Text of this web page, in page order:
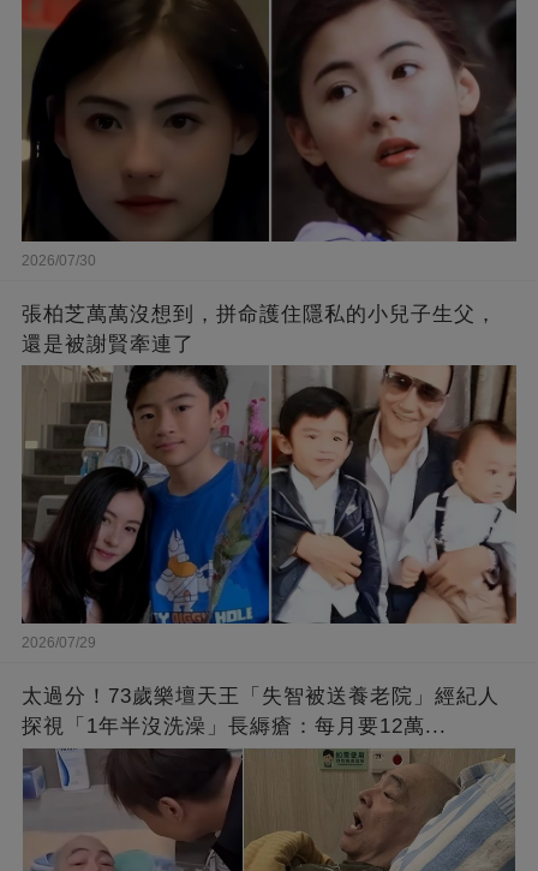
2026/07/30
張柏芝萬萬沒想到，拼命護住隱私的小兒子生父，
還是被謝賢牽連了
2026/07/29
太過分！73歲樂壇天王「失智被送養老院」經紀人
探視「1年半沒洗澡」長縟瘡：每月要12萬...